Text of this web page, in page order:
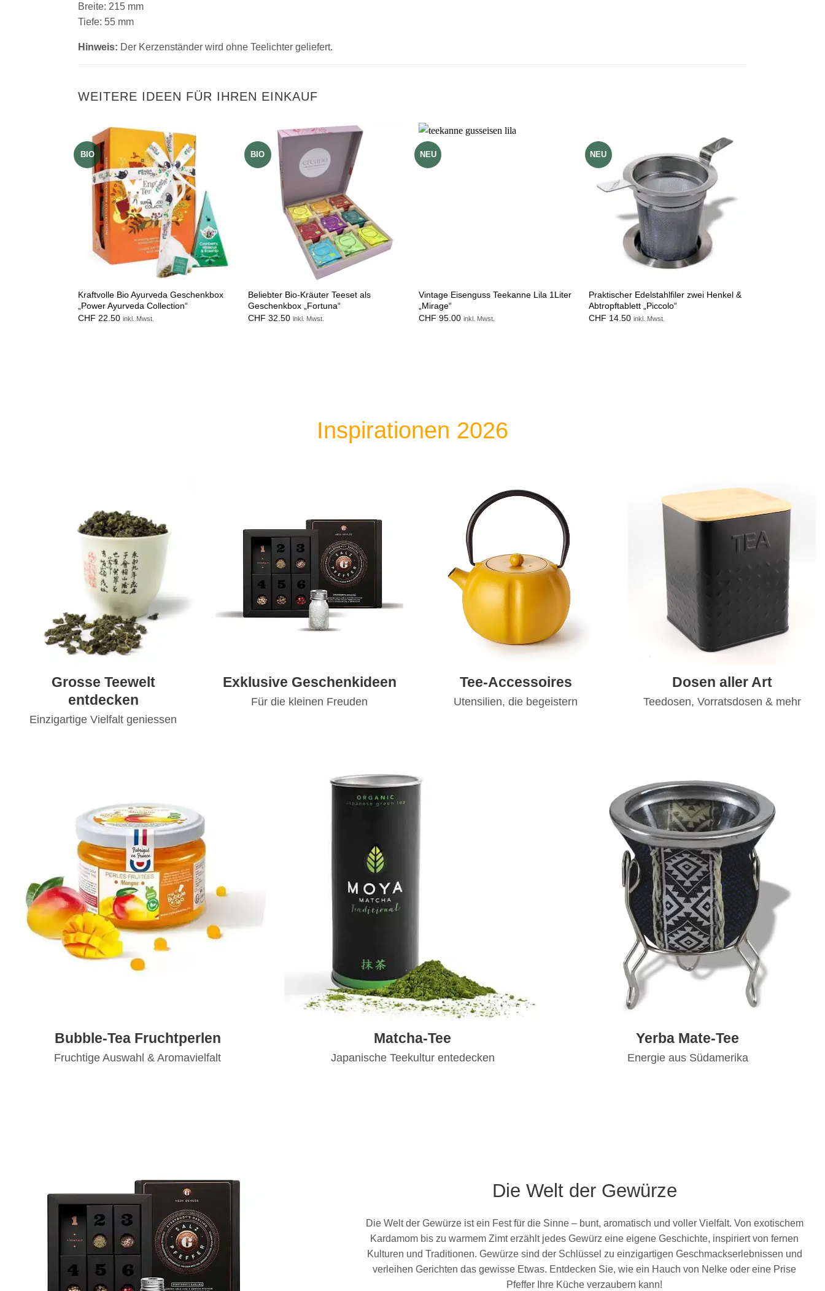
Breite: 215 mm
Tiefe: 55 mm
Hinweis: Der Kerzenständer wird ohne Teelichter geliefert.
WEITERE IDEEN FÜR IHREN EINKAUF
BIO
Kraftvolle Bio Ayurveda Geschenkbox
„Power Ayurveda Collection“
CHF 22.50 inkl. Mwst.
BIO
Beliebter Bio-Kräuter Teeset als
Geschenkbox „Fortuna“
CHF 32.50 inkl. Mwst.
NEU
Vintage Eisenguss Teekanne Lila 1Liter
„Mirage“
CHF 95.00 inkl. Mwst.
NEU
Praktischer Edelstahlfiler zwei Henkel &
Abtropftablett „Piccolo“
CHF 14.50 inkl. Mwst.
Inspirationen 2026
Grosse Teewelt
entdecken
Einzigartige Vielfalt geniessen
Exklusive Geschenkideen
Für die kleinen Freuden
Tee-Accessoires
Utensilien, die begeistern
Dosen aller Art
Teedosen, Vorratsdosen & mehr
Bubble-Tea Fruchtperlen
Fruchtige Auswahl & Aromavielfalt
Matcha-Tee
Japanische Teekultur entedecken
Yerba Mate-Tee
Energie aus Südamerika
Die Welt der Gewürze
Die Welt der Gewürze ist ein Fest für die Sinne – bunt, aromatisch und voller Vielfalt. Von exotischem
Kardamom bis zu warmem Zimt erzählt jedes Gewürz eine eigene Geschichte, inspiriert von fernen
Kulturen und Traditionen. Gewürze sind der Schlüssel zu einzigartigen Geschmackserlebnissen und
verleihen Gerichten das gewisse Etwas. Entdecken Sie, wie ein Hauch von Nelke oder eine Prise
Pfeffer Ihre Küche verzaubern kann!